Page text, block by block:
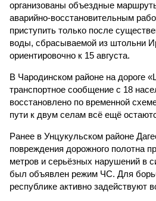
организованы объездные
аварийно-восстановительным
приступить только после
воды, сбрасываемой из штольни
ориентировочно к 15 августа.
В Чародинском районе на дороге
транспортное сообщение с 18
восстановлено по временной
пути к двум селам всё ещё
Ранее в Унцукульском районе
повреждения дорожного полотна
метров и серьёзных нарушений в
был объявлен режим ЧС. Для
республике активно задействуют